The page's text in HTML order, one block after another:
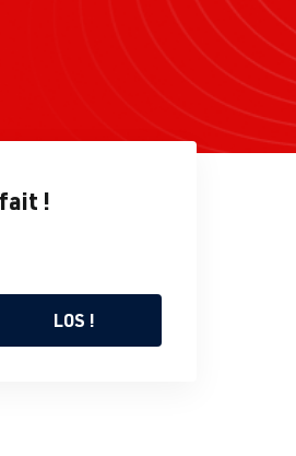
!
LOS !